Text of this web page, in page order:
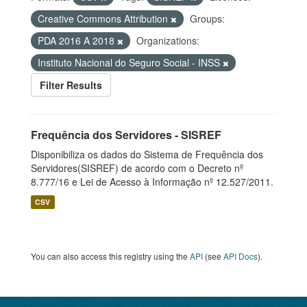
Creative Commons Attribution
Groups:
PDA 2016 A 2018
Organizations:
Instituto Nacional do Seguro Social - INSS
Filter Results
Frequência dos Servidores - SISREF
Disponibiliza os dados do Sistema de Frequência dos
Servidores(SISREF) de acordo com o Decreto nº
8.777/16 e Lei de Acesso à Informação nº 12.527/2011.
CSV
You can also access this registry using the API (see API Docs).